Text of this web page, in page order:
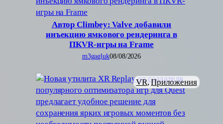
Автор Climbey: Valve добавили
инъекцию ямкового рендеринга в
ПКVR-игры на Frame
m3gagluk08/08/2026
VR, Приложения